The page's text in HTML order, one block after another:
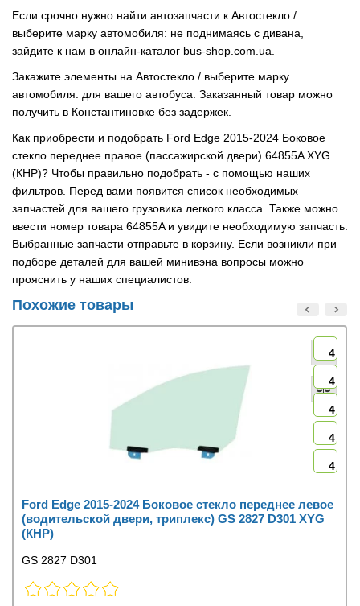
Если срочно нужно найти автозапчасти к Автостекло /
выберите марку автомобиля: не поднимаясь с дивана,
зайдите к нам в онлайн-каталог bus-shop.com.ua.
Закажите элементы на Автостекло / выберите марку
автомобиля: для вашего автобуса. Заказанный товар можно
получить в Константиновке без задержек.
Как приобрести и подобрать Ford Edge 2015-2024 Боковое
стекло переднее правое (пассажирской двери) 64855A XYG
(КНР)? Чтобы правильно подобрать - с помощью наших
фильтров. Перед вами появится список необходимых
запчастей для вашего грузовика легкого класса. Также можно
ввести номер товара 64855A и увидите необходимую запчасть.
Выбранные запчасти отправьте в корзину. Если возникли при
подборе деталей для вашей минивэна вопросы можно
прояснить у наших специалистов.
Похожие товары
4
4
4
4
4
Ford Edge 2015-2024 Боковое стекло переднее левое
(водительской двери, триплекс) GS 2827 D301 XYG
(КНР)
GS 2827 D301